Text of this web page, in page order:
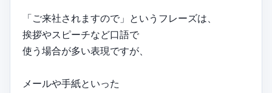
「ご来社されますので」というフレーズは、
挨拶やスピーチなど口語で
使う場合が多い表現ですが、
メールや手紙といった